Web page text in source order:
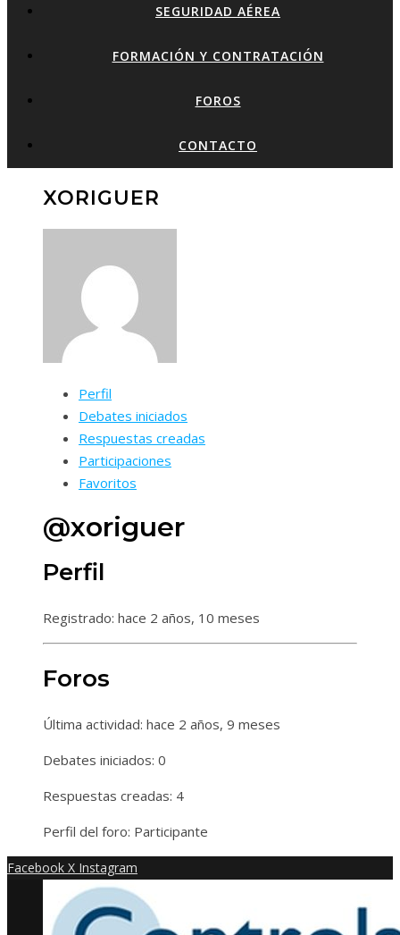
SEGURIDAD AÉREA
FORMACIÓN Y CONTRATACIÓN
FOROS
CONTACTO
XORIGUER
Perfil
Debates iniciados
Respuestas creadas
Participaciones
Favoritos
@xoriguer
Perfil
Registrado: hace 2 años, 10 meses
Foros
Última actividad: hace 2 años, 9 meses
Debates iniciados: 0
Respuestas creadas: 4
Perfil del foro: Participante
Facebook X Instagram